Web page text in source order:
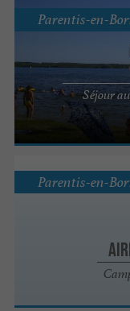
Séjour
Parentis-en-
Parentis-en-